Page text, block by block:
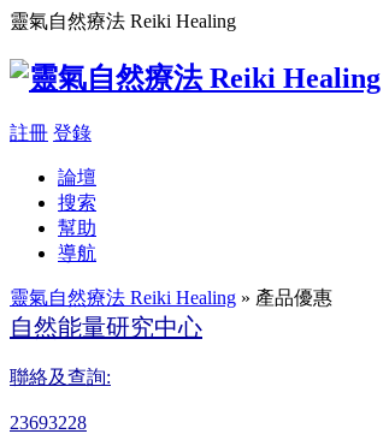
靈氣自然療法 Reiki Healing
註冊 登錄
論壇
搜索
幫助
導航
靈氣自然療法 Reiki Healing » 產品優惠
自然能量研究中心
聯絡及查詢:
23693228